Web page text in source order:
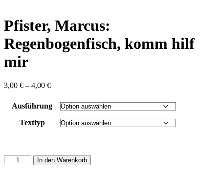
Pfister, Marcus:
Regenbogenfisch, komm hilf
mir
3,00 € – 4,00 €Preisspanne:
bis
4,00 €
Ausführung
Texttyp
Pfister,
Marcus:
In den Warenkorb